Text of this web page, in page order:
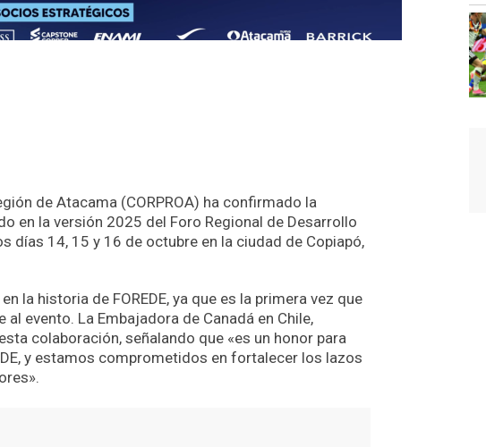
de Atacama (CORPROA) ha confirmado la
en la versión 2025 del Foro Regional de Desarrollo
días 14, 15 y 16 de octubre en la ciudad de Copiapó,
la historia de FOREDE, ya que es la primera vez que
evento. La Embajadora de Canadá en Chile,
colaboración, señalando que «es un honor para
y estamos comprometidos en fortalecer los lazos